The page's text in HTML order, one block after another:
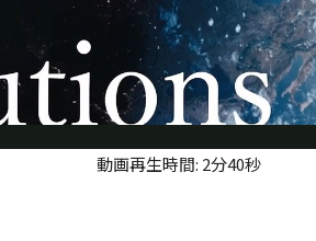
Video
動画再生時間: 2分40秒